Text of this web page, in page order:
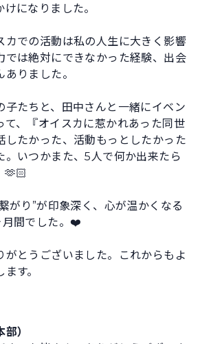
になりました。
カでの活動は私の人生に大きく影響
では絶対にできなかった経験、出会
りました。
子たちと、田中さんと一緒にイベン
て、『オイスカに惹かれあった同世
したかった、活動もっとしたかった
。いつかまた、5人で何か出来たら
🫶🏻
がり”が印象深く、心が温かくなる
月間でした。❤️
がとうございました。これからもよ
す。
）